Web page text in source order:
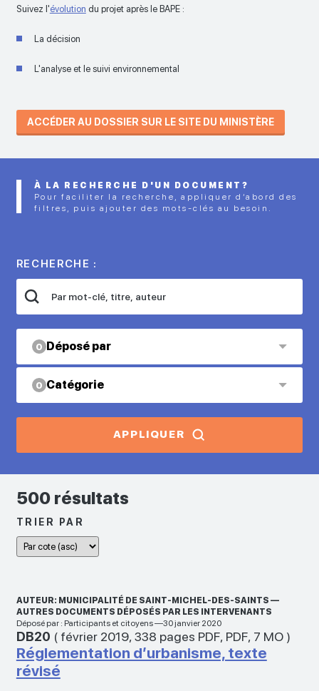
Suivez l'évolution du projet après le BAPE :
La décision
L'analyse et le suivi environnemental
ACCÉDER AU DOSSIER SUR LE SITE DU MINISTÈRE
À LA RECHERCHE D'UN DOCUMENT?
Pour faciliter la recherche, appliquer d’abord des
filtres, puis ajouter des mots-clés au besoin.
RECHERCHE :
0 Déposé par
0 Catégorie
APPLIQUER
500 résultats
TRIER PAR
AUTEUR: MUNICIPALITÉ DE SAINT-MICHEL-DES-SAINTS —
AUTRES DOCUMENTS DÉPOSÉS PAR LES INTERVENANTS
Déposé par : Participants et citoyens —30 janvier 2020
DB20 ( février 2019, 338 pages PDF, PDF, 7 MO)
Réglementation d’urbanisme, texte
révisé